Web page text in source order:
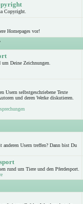
Copyright.
Homepages vor!
Deine Zeichnungen.
Usern selbstgeschriebene Texte
und deren Werke diskutieren.
Usern treffen? Dann bist Du
rund um Tiere und den Pferdesport.